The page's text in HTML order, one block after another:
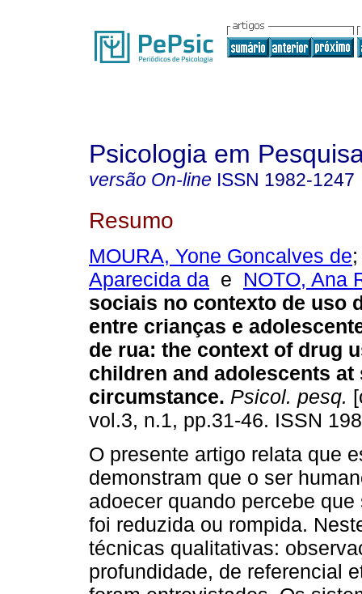
Psicologia em
versão On-line ISSN 1982-1247
Resumo
MOURA, Yone Goncalves de
Aparecida da e NOTO, Ana
sociais no contexto de uso
entre crianças e
de rua: the context of drug
children and adolescents at
circumstance. Psicol. pesq.
vol.3, n.1, pp.31-46. ISSN
O presente artigo relata que
demonstram que o ser
adoecer quando percebe
foi reduzida ou rompida.
técnicas qualitativas:
profundidade, de referencial